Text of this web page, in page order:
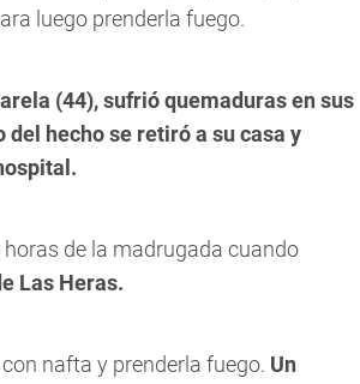
luego prenderla fuego.
(44), sufrió quemaduras en sus
hecho se retiró a su casa y
de la madrugada cuando
Las Heras.
nafta y prenderla fuego. Un